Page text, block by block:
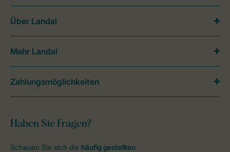
Haben Sie Fragen?
Schauen Sie sich die häufig gestellten
Über Landal
Mehr Landal
Zahlungsmöglichkeiten